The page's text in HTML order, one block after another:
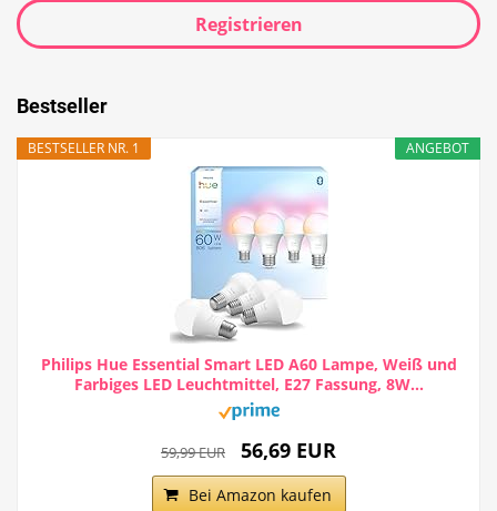
Registrieren
Bestseller
ANGEBOT
BESTSELLER NR. 1
Philips Hue Essential Smart LED A60 Lampe, Weiß und
Farbiges LED Leuchtmittel, E27 Fassung, 8W...
59,99 EUR 56,69 EUR
Bei Amazon kaufen